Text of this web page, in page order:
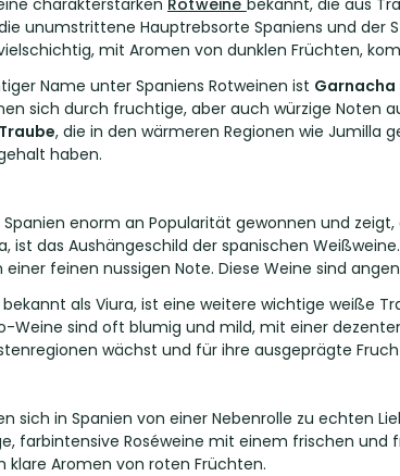
charakterstarken Rotweine bekannt, die aus
unumstrittene Hauptrebsorte Spaniens und der
mit Aromen von dunklen Früchten,
Name unter Spaniens Rotweinen ist Garnacha
sich durch fruchtige, aber auch würzige Noten
, die in den wärmeren Regionen wie Jumilla
haben.
enorm an Popularität gewonnen und
ist das Aushängeschild der spanischen
feinen nussigen Note. Diese Weine sind
als Viura, ist eine weitere wichtige weiße
Weine sind oft blumig und mild, mit einer
wächst und für ihre ausgeprägte
sich in Spanien von einer Nebenrolle zu echten
farbintensive Roséweine mit einem frischen und
klare Aromen von roten Früchten.